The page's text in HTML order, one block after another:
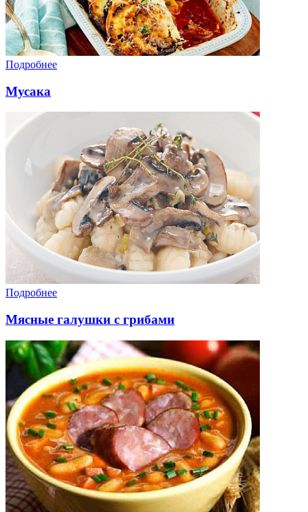
Подробнее
Мусака
Подробнее
Мясные галушки с грибами